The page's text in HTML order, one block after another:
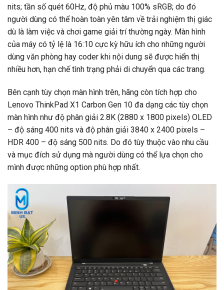
nits; tần số quét 60Hz, độ phủ màu 100% sRGB; do đó
người dùng có thể hoàn toàn yên tâm về trải nghiệm thị giác
dù là làm việc và chơi game giải trí thường ngày. Màn hình
của máy có tỷ lệ là 16:10 cực kỳ hữu ích cho những người
dùng văn phòng hay coder khi nội dung sẽ được hiển thị
nhiều hơn, hạn chế tình trạng phải di chuyển qua các trang.
Bên cạnh tùy chọn màn hình trên, hãng còn tích hợp cho
Lenovo ThinkPad X1 Carbon Gen 10 đa dạng các tùy chọn
màn hình như độ phân giải 2.8K (2880 x 1800 pixels) OLED
– độ sáng 400 nits và độ phân giải 3840 x 2400 pixels –
HDR 400 – độ sáng 500 nits. Do đó tùy thuộc vào nhu cầu
và mục đích sử dụng mà người dùng có thể lựa chọn cho
mình được những option phù hợp nhất.